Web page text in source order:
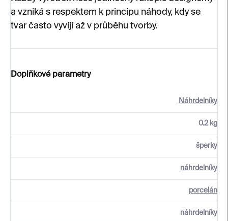
a vzniká s respektem k principu náhody, kdy se
tvar často vyvíjí až v průběhu tvorby.
Doplňkové parametry
Náhrdelníky
0.2 kg
šperky
náhrdelníky
porcelán
náhrdelníky